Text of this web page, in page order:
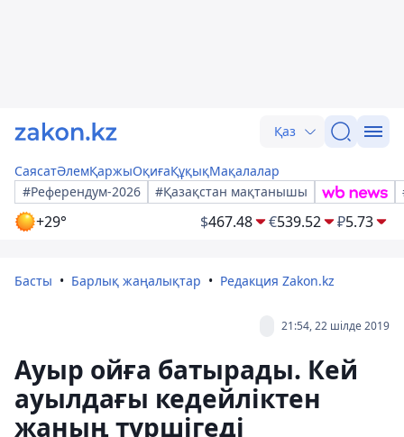
Қаз
СаясатӘлемҚаржыОқиғаҚұқықМақалалар
#Референдум-2026
#Қазақстан мақтанышы
+29° $467.48 €539.52 ₽5.73
Басты Барлық жаңалықтар Редакция Zakon.kz
21:54, 22 шілде 2019
Ауыр ойға батырады. Кей
ауылдағы кедейліктен
жаның түршігеді